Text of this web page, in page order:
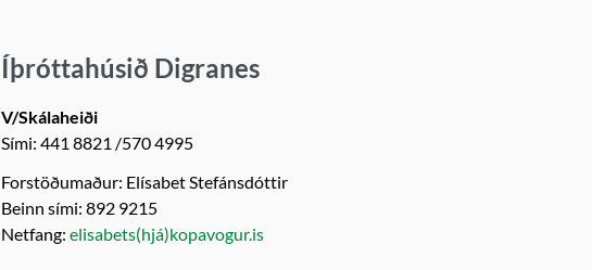
Íþróttahúsið Digranes
V/Skálaheiði
Sími: 441 8821 /570 4995
Forstöðumaður: Elísabet Stefánsdóttir
Beinn sími: 892 9215
Netfang: elisabets(hjá)kopavogur.is